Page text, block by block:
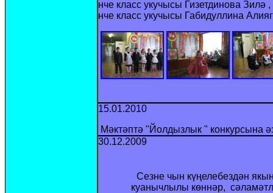
нче класс укучысы Гизетдинова
нче класс укучысы Габидуллина
15.01.2010
Мәктәптә "Йолдызлык " конкурсына
30.12.2009
Сезне чын күңелебездән
куанычлылы көннәр,